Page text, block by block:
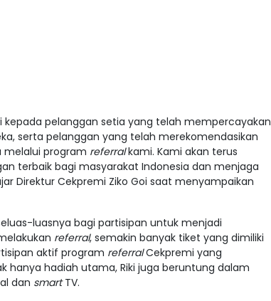
pelanggan setia yang telah mempercayakan
serta pelanggan yang telah merekomendasikan
melalui program referralkami. Kami akan terus
terbaik bagi masyarakat Indonesia dan menjaga
Direktur Cekpremi Ziko Goi saat menyampaikan
luasnya bagi partisipan untuk menjadi
referral, semakin banyak tiket yang dimiliki
aktif program referralCekpremi yang
hadiah utama, Riki juga beruntung dalam
dan smartTV.